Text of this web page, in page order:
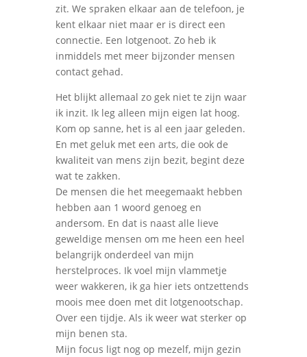
zit. We spraken elkaar aan de telefoon, je
kent elkaar niet maar er is direct een
connectie. Een lotgenoot. Zo heb ik
inmiddels met meer bijzonder mensen
contact gehad.
Het blijkt allemaal zo gek niet te zijn waar
ik inzit. Ik leg alleen mijn eigen lat hoog.
Kom op sanne, het is al een jaar geleden.
En met geluk met een arts, die ook de
kwaliteit van mens zijn bezit, begint deze
wat te zakken.
De mensen die het meegemaakt hebben
hebben aan 1 woord genoeg en
andersom. En dat is naast alle lieve
geweldige mensen om me heen een heel
belangrijk onderdeel van mijn
herstelproces. Ik voel mijn vlammetje
weer wakkeren, ik ga hier iets ontzettends
moois mee doen met dit lotgenootschap.
Over een tijdje. Als ik weer wat sterker op
mijn benen sta.
Mijn focus ligt nog op mezelf, mijn gezin